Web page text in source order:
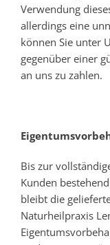
Verwendung
allerdings eine
können Sie unter
gegenüber einer
an uns zu zahlen.
Bis zur
Kunden
bleibt die
Naturheilpraxis